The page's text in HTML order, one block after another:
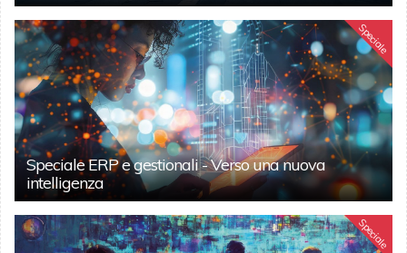
Speciale
Speciale ERP e gestionali - Verso una nuova
intelligenza
Speciale